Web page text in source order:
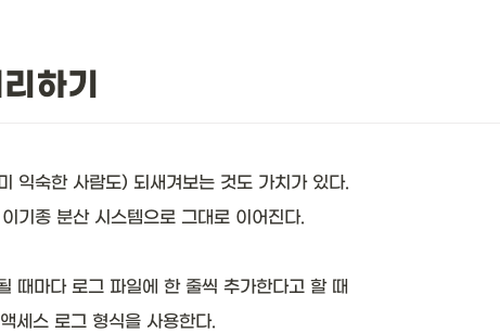
하기
익숙한 사람도) 되새겨보는 것도 가치가 있다.
기종 분산 시스템으로 그대로 이어진다.
때마다 로그 파일에 한 줄씩 추가한다고 할 때
세스 로그 형식을 사용한다.